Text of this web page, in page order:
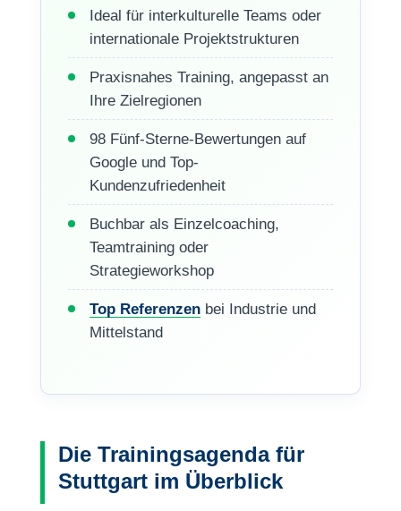
Ideal für interkulturelle Teams oder
internationale Projektstrukturen
Praxisnahes Training, angepasst an
Ihre Zielregionen
98 Fünf-Sterne-Bewertungen auf
Google und Top-
Kundenzufriedenheit
Buchbar als Einzelcoaching,
Teamtraining oder
Strategieworkshop
Top Referenzenbei Industrie und
Mittelstand
Die Trainingsagenda für
Stuttgart im Überblick